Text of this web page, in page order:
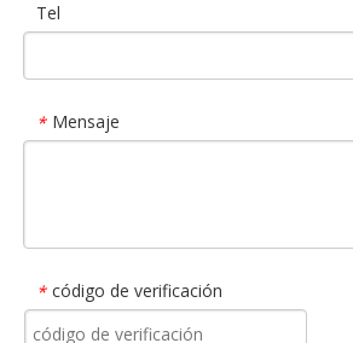
Tel
* Mensaje
* código de verificación